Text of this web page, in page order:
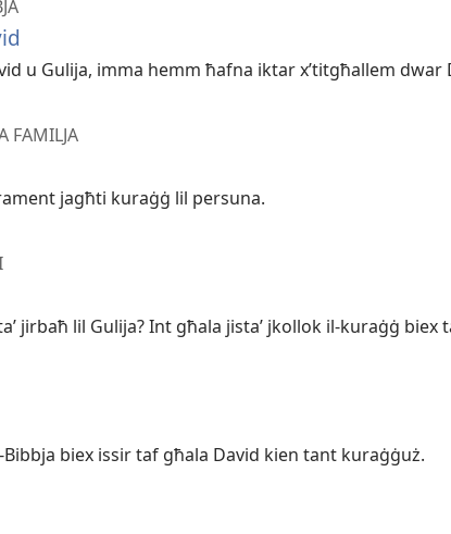
u Gulija, imma hemm ħafna iktar x’titgħallem dwar
FAMILJA
jagħti kuraġġ lil persuna.
jirbaħ lil Gulija? Int għala jistaʼ jkollok il-kuraġġ biex
biex issir taf għala David kien tant kuraġġuż.